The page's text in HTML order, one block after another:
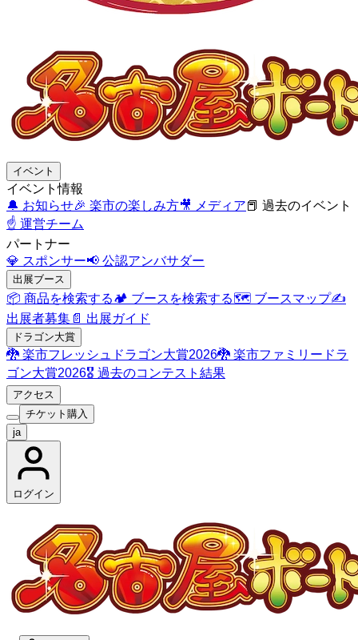
イベント
イベント情報
🔔 お知らせ🎉 楽市の楽しみ方🎥 メディア📕 過去のイベント
☝️ 運営チーム
パートナー
💎 スポンサー📢 公認アンバサダー
出展ブース
📦 商品を検索する🏕️ ブースを検索する🗺️ ブースマップ✍️
出展者募集 📄 出展ガイド
ドラゴン大賞
🐉 楽市フレッシュドラゴン大賞2026🐉 楽市ファミリードラ
ゴン大賞2026🎖️ 過去のコンテスト結果
アクセス
チケット購入
ja
ログイン